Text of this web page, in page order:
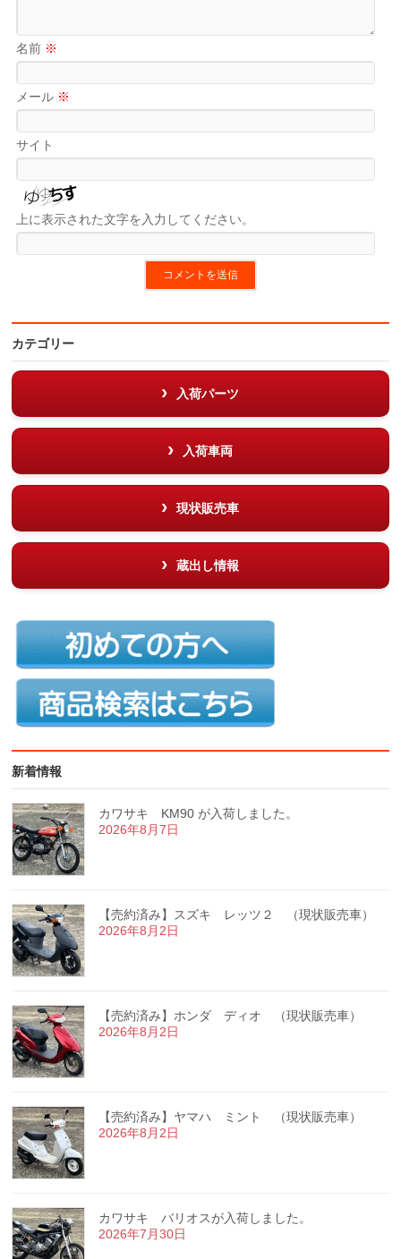
名前 ※
メール ※
サイト
上に表示された文字を入力してください。
カテゴリー
入荷パーツ
入荷車両
現状販売車
蔵出し情報
新着情報
カワサキ KM90 が入荷しました。
2026年8月7日
【売約済み】スズキ レッツ２ （現状販売車）
2026年8月2日
【売約済み】ホンダ ディオ （現状販売車）
2026年8月2日
【売約済み】ヤマハ ミント （現状販売車）
2026年8月2日
カワサキ バリオスが入荷しました。
2026年7月30日